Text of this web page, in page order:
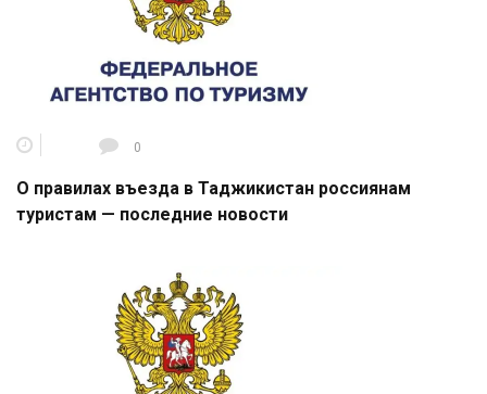
0
О правилах въезда в Таджикистан россиянам
туристам — последние новости